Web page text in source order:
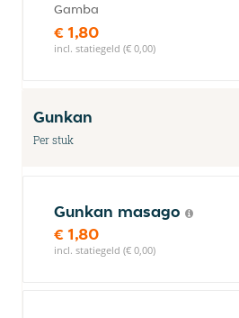
Gamba
€ 1,80
incl. statiegeld (€ 0,00)
Gunkan
Per stuk
Gunkan masago
€ 1,80
incl. statiegeld (€ 0,00)